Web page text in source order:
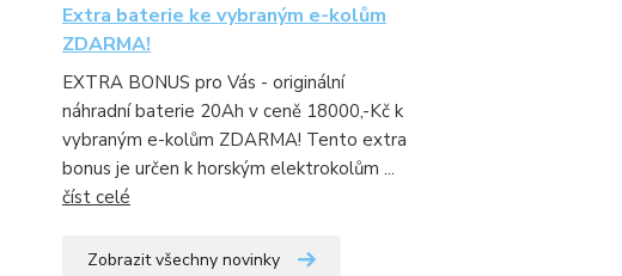
Extra baterie ke vybraným e-kolům
ZDARMA!
EXTRA BONUS pro Vás - originální
náhradní baterie 20Ah v ceně 18000,-Kč k
vybraným e-kolům ZDARMA! Tento extra
bonus je určen k horským elektrokolům ...
číst celé
Zobrazit všechny novinky